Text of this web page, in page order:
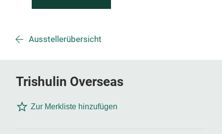
Ausstellerübersicht
Trishulin Overseas
Zur Merkliste hinzufügen